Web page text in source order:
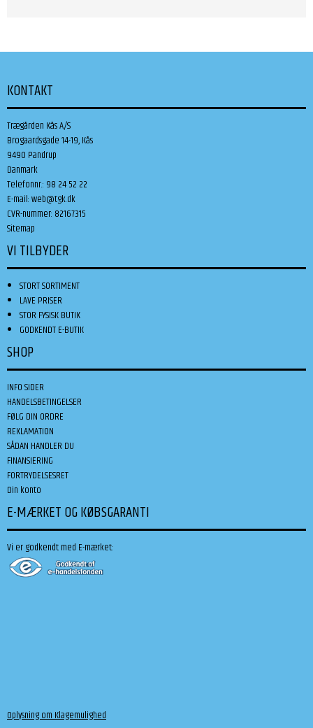
KONTAKT
Trægården Kås A/S
Brogaardsgade 14-19, Kås
9490 Pandrup
Danmark
Telefonnr.: 98 24 52 22
E-mail:web@tgk.dk
CVR-nummer: 82167315
Sitemap
VI TILBYDER
STORT SORTIMENT
LAVE PRISER
STOR FYSISK BUTIK
GODKENDT E-BUTIK
SHOP
INFO SIDER
HANDELSBETINGELSER
FØLG DIN ORDRE
REKLAMATION
SÅDAN HANDLER DU
FINANSIERING
FORTRYDELSESRET
Din konto
E-MÆRKET OG KØBSGARANTI
Vi er godkendt med E-mærket:
Oplysning om Klagemulighed